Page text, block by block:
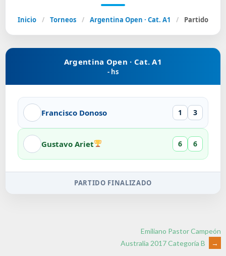
Inicio / Torneos / Argentina Open · Cat. A1 / Partido
Argentina Open · Cat. A1
- hs
Francisco Donoso 1 3
Gustavo Ariet 6 6
PARTIDO FINALIZADO
Emiliano Pastor Campeón
Australia 2017 Categoría B
→